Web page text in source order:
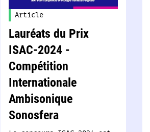
Article
Lauréats du Prix
ISAC-2024 -
Compétition
Internationale
Ambisonique
Sonosfera